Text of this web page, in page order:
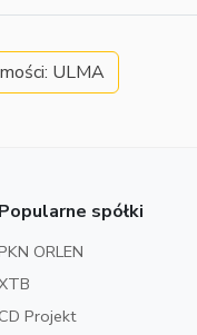
ULMA
Popularne spółki
ORLEN
CD Projekt